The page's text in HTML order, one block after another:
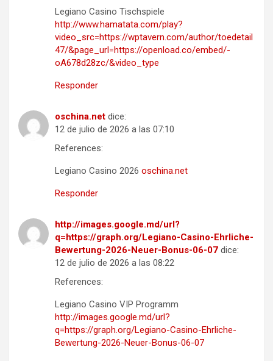
Legiano Casino Tischspiele
http://www.hamatata.com/play?
video_src=https://wptavern.com/author/toedetail
47/&page_url=https://openload.co/embed/-
oA678d28zc/&video_type
Responder
oschina.net dice:
12 de julio de 2026 a las 07:10
References:
Legiano Casino 2026 oschina.net
Responder
http://images.google.md/url?
q=https://graph.org/Legiano-Casino-Ehrliche-
Bewertung-2026-Neuer-Bonus-06-07 dice:
12 de julio de 2026 a las 08:22
References:
Legiano Casino VIP Programm
http://images.google.md/url?
q=https://graph.org/Legiano-Casino-Ehrliche-
Bewertung-2026-Neuer-Bonus-06-07